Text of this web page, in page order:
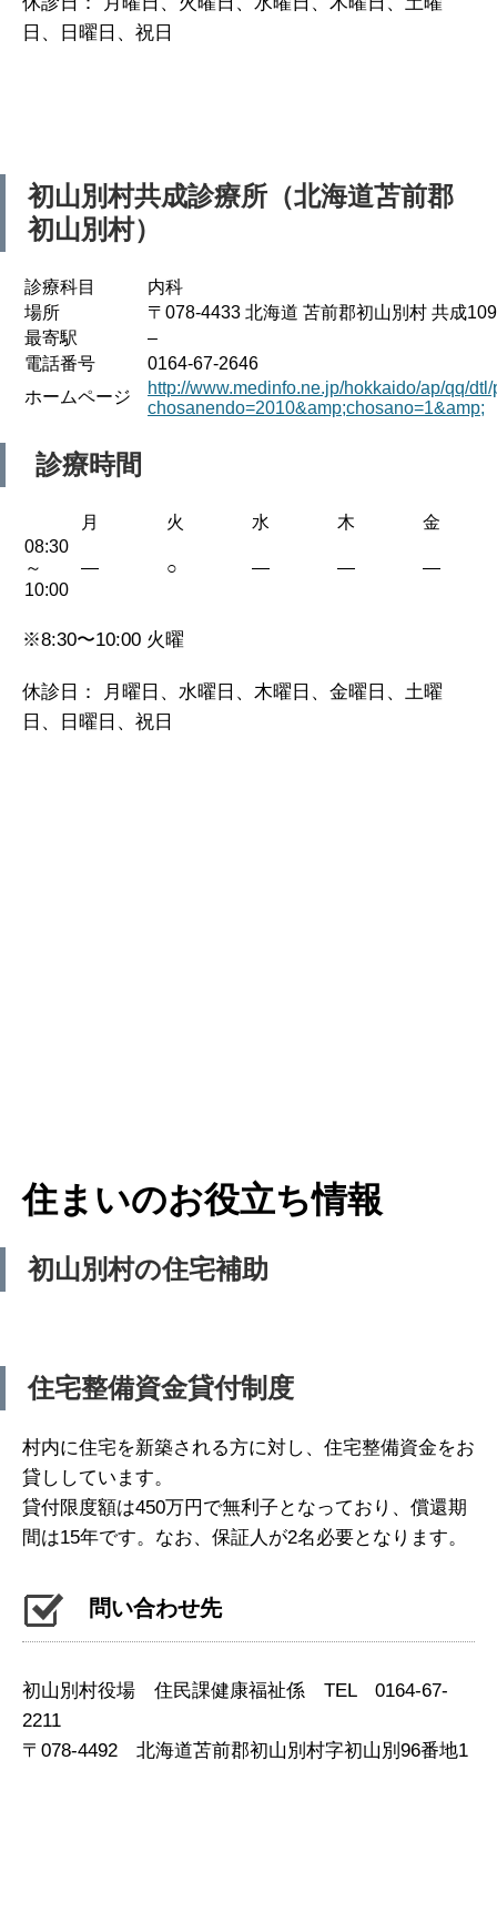
日、日曜日、祝日
初山別村共成診療所（北海道苫前郡
初山別村）
診療科目
内科
場所
〒078-4433 北海道 苫前郡初山別村 共成
最寄駅
–
電話番号
0164-67-2646
ホームページ
http://www.medinfo.ne.jp/hokkaido/ap/qq/
chosanendo=2010&amp;chosano=1&amp;
診療時間
月 火 水 木
金
08:30
～
10:00
— ○ — — —
※8:30〜10:00 火曜
休診日： 月曜日、水曜日、木曜日、金曜日、土曜
日、日曜日、祝日
住まいのお役立ち情報
初山別村の住宅補助
住宅整備資金貸付制度
村内に住宅を新築される方に対し、住宅整備資金をお
貸ししています。
貸付限度額は450万円で無利子となっており、償還期
間は15年です。なお、保証人が2名必要となります。
問い合わせ先
初山別村役場 住民課健康福祉係 TEL 0164-67-
2211
〒078-4492 北海道苫前郡初山別村字初山別96番地1